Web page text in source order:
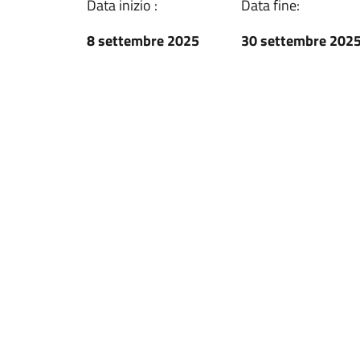
Data inizio :
8 settembre 2025
Data fine:
30 settembre